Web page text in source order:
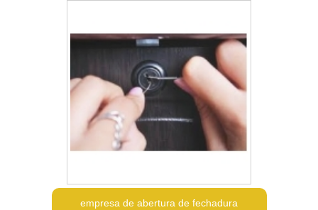
empresa de abertura de fechadura